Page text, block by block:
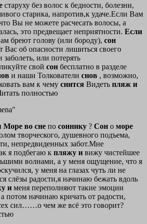
старуху без волос к бедности, болезни,
старика, напротив,к удаче.Если Вам
Вы не можете расчесать волосы, а
это предвещает неприятности. Если
бреют голову (или бороду), сон
Вас об опасности лишиться своего
заболеть, или потерять
свой сон бесплатно в разделе
и наши Толкователи снов , возможно,
вам к чему снится Видеть пляж и
полностью
Море во сне по соннику ? Сон о море
творческого, душевного подъема,
непредвиденных забот.Мне
я подбегаю к пляжу и вижу чистейшее
волнами, а у меня ощущение, что я
у меня на глазах чуть ли не
слёзы радости,я начинаю бежать вдоль
и меня переполняют такие эмоции
потом начинаю кричать от радости,
сил……о чем же всё это говорит?